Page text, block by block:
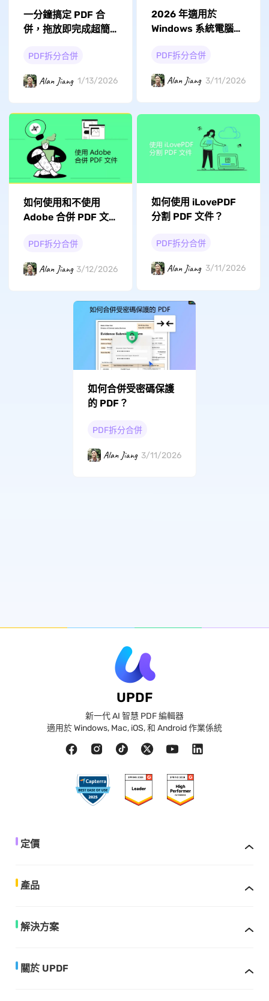
一分鐘搞定 PDF 合
併，拖放即完成超簡
PDF拆分合併
Alan Jiang 1/13/2026
2026 年適用於
Windows 系統電腦的
PDF拆分合併
Alan Jiang 3/11/2026
如何使用和不使用
Adob​​e 合併 PDF 文
PDF拆分合併
Alan Jiang 3/12/2026
如何使用 iLovePDF
分割 PDF 文件？
PDF拆分合併
Alan Jiang 3/11/2026
如何合併受密碼保護
的 PDF？
PDF拆分合併
Alan Jiang 3/11/2026
UPDF
新一代 AI 智慧 PDF 編輯器
適用於 Windows, Mac, iOS, 和 Android 作業係統
定價
產品
解決方案
關於 UPDF